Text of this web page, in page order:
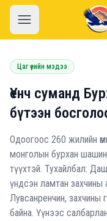
Цаг үеийн мэдээ
Үенч суманд
бүтээн
Одоогоос 260 жилийн
монголын бурхан
түүхтэй. Тухайлбал:
үндсэн ламтан захчины
Лувсанренчин,
байна. Үүнээс